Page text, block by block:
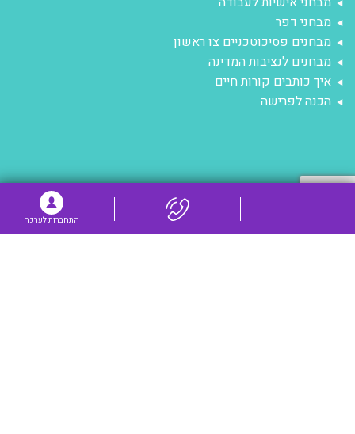
התחברות לערכה
מבחני דפר
מבחנים פסיכוטכניים צו ראשון
מבחנים לנציבות המדינה
איך כותבים קורות חיים
הכנה לפרישה